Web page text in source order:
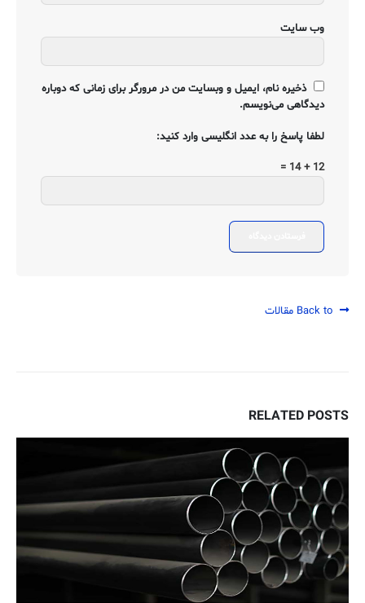
وب‌ سایت
ذخیره نام، ایمیل و وبسایت من در مرورگر برای زمانی که دوباره
دیدگاهی می‌نویسم.
لطفا پاسخ را به عدد انگلیسی وارد کنید:
12 + 14 =
RELATED POSTS